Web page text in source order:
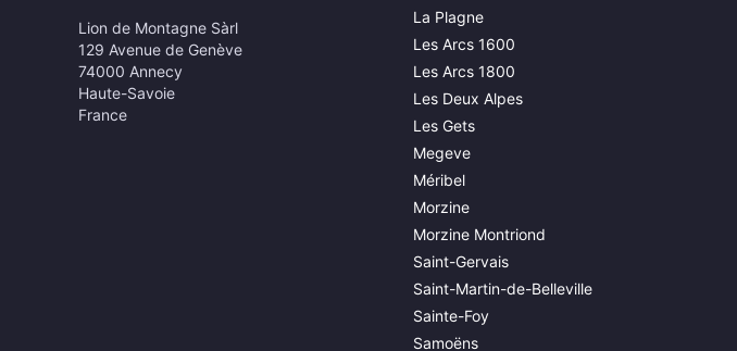
Lion de Montagne Sàrl
129 Avenue de Genève
74000 Annecy
Haute-Savoie
France
La Plagne
Les Arcs 1600
Les Arcs 1800
Les Deux Alpes
Les Gets
Megeve
Méribel
Morzine
Morzine Montriond
Saint-Gervais
Saint-Martin-de-Belleville
Sainte-Foy
Samoëns